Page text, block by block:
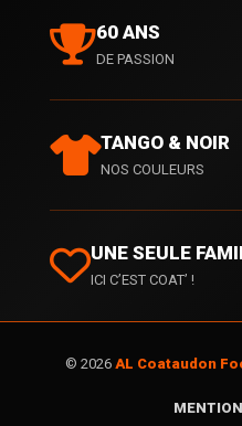
60 ANS
DE PASSION
TANGO & NOIR
NOS COULEURS
UNE SEULE
ICI C’EST COAT’ !
© 2026 AL Coataudon